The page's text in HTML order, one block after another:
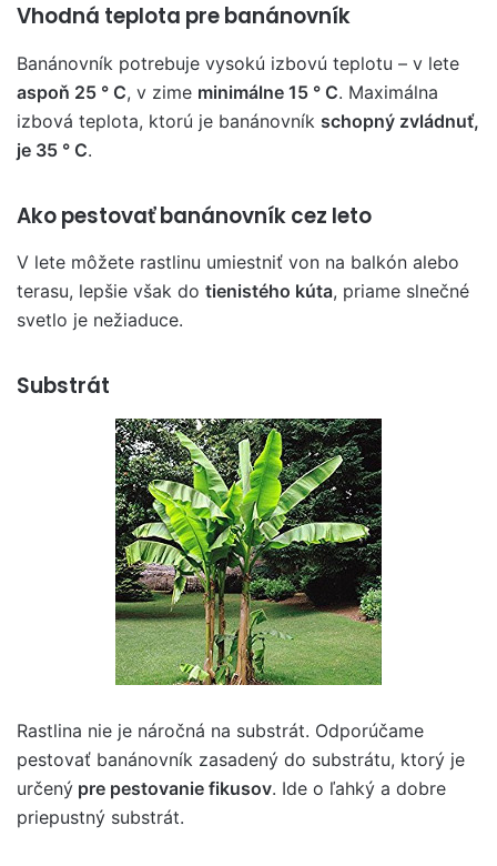
Vhodná teplota pre banánovník
Banánovník potrebuje vysokú izbovú teplotu – v lete
aspoň 25 ° C, v zime minimálne 15 ° C. Maximálna
izbová teplota, ktorú je banánovník schopný zvládnuť,
je 35 ° C.
Ako pestovať banánovník cez leto
V lete môžete rastlinu umiestniť von na balkón alebo
terasu, lepšie však do tienistého kúta, priame slnečné
svetlo je nežiaduce.
Substrát
Rastlina nie je náročná na substrát. Odporúčame
pestovať banánovník zasadený do substrátu, ktorý je
určený pre pestovanie fikusov. Ide o ľahký a dobre
priepustný substrát.